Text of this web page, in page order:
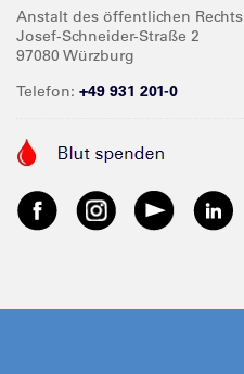
Anstalt des öffentlichen Rechts
Josef-Schneider-Straße 2
97080 Würzburg
Telefon: +49 931 201-0